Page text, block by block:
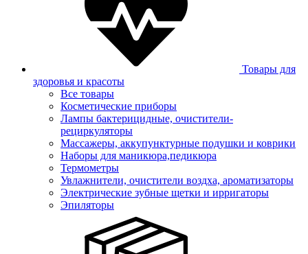
Товары для
здоровья и красоты
Все товары
Косметические приборы
Лампы бактерицидные, очистители-
рециркуляторы
Массажеры, аккупунктурные подушки и коврики
Наборы для маникюра,педикюра
Термометры
Увлажнители, очистители воздха, ароматизаторы
Электрические зубные щетки и ирригаторы
Эпиляторы